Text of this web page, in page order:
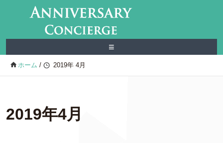
≡
ホーム / 2019年 4月
2019年4月